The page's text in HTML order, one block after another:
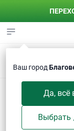
Ваш город
Да, всё
Выбрать
Каток